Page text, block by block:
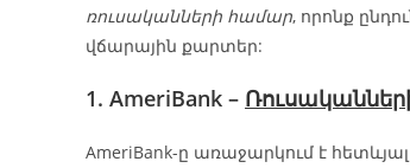
ռուսականների համար, որոնք
վճարային քարտեր:
1. AmeriBank –
AmeriBank-ը առաջարկում է